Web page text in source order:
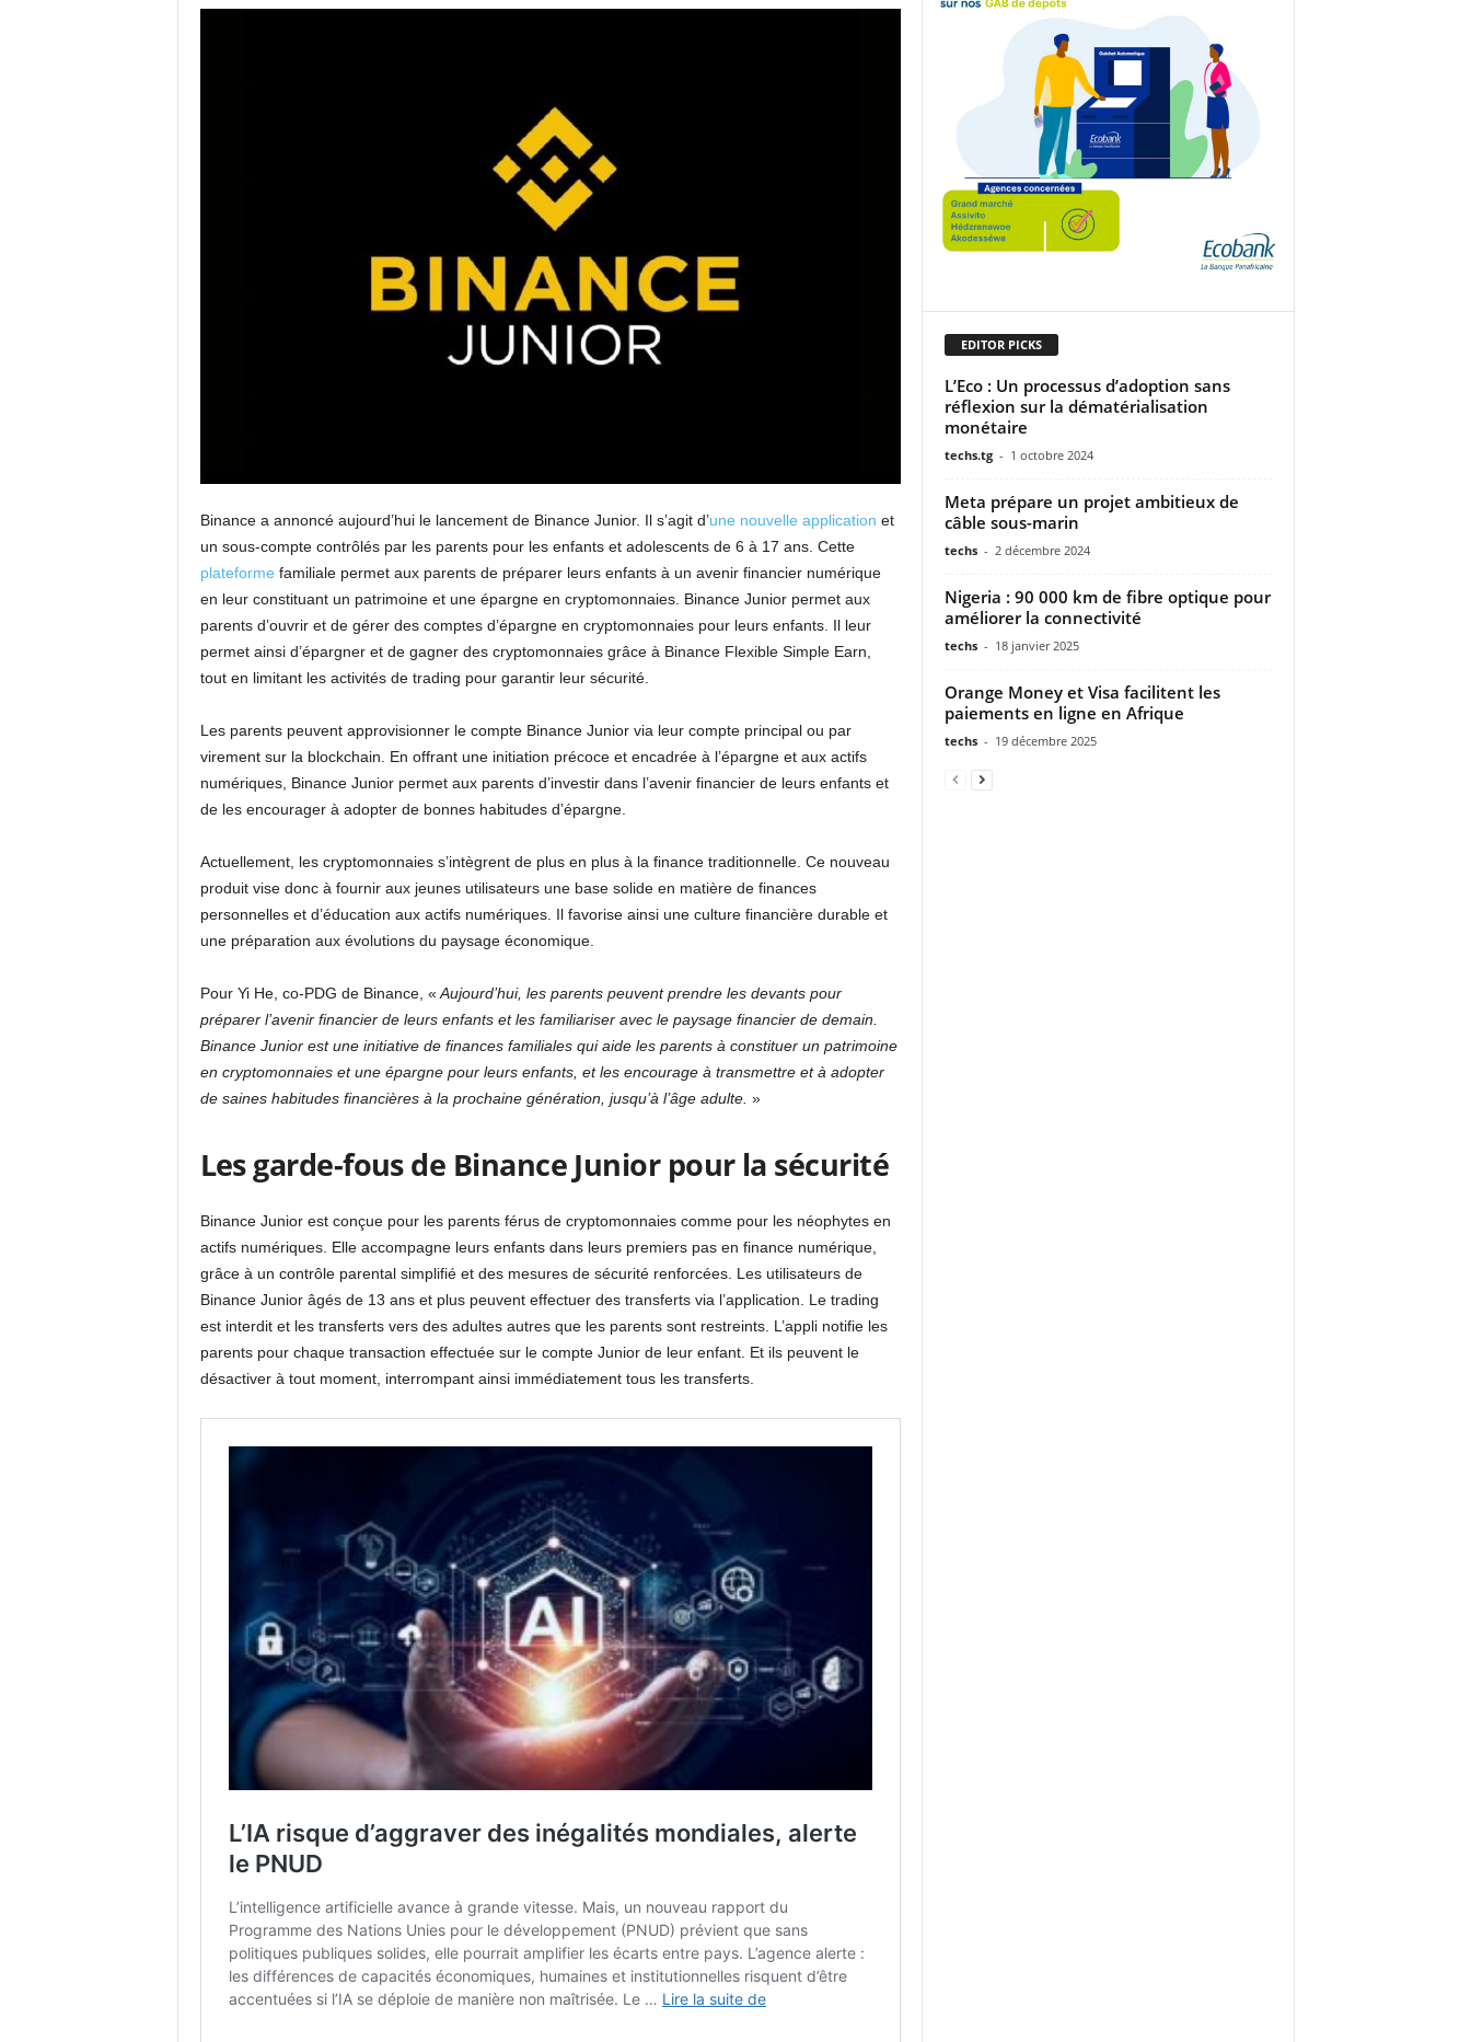
Binance a annoncé aujourd’hui le lancement de Binance Junior. Il s’agit d’une nouvelle application et
un sous-compte contrôlés par les parents pour les enfants et adolescents de 6 à 17 ans. Cette
plateforme familiale permet aux parents de préparer leurs enfants à un avenir financier numérique
en leur constituant un patrimoine et une épargne en cryptomonnaies. Binance Junior permet aux
parents d’ouvrir et de gérer des comptes d’épargne en cryptomonnaies pour leurs enfants. Il leur
permet ainsi d’épargner et de gagner des cryptomonnaies grâce à Binance Flexible Simple Earn,
tout en limitant les activités de trading pour garantir leur sécurité.
Les parents peuvent approvisionner le compte Binance Junior via leur compte principal ou par
virement sur la blockchain. En offrant une initiation précoce et encadrée à l’épargne et aux actifs
numériques, Binance Junior permet aux parents d’investir dans l’avenir financier de leurs enfants et
de les encourager à adopter de bonnes habitudes d’épargne.
Actuellement, les cryptomonnaies s’intègrent de plus en plus à la finance traditionnelle. Ce nouveau
produit vise donc à fournir aux jeunes utilisateurs une base solide en matière de finances
personnelles et d’éducation aux actifs numériques. Il favorise ainsi une culture financière durable et
une préparation aux évolutions du paysage économique.
Pour Yi He, co-PDG de Binance, « Aujourd’hui, les parents peuvent prendre les devants pour
préparer l’avenir financier de leurs enfants et les familiariser avec le paysage financier de demain.
Binance Junior est une initiative de finances familiales qui aide les parents à constituer un patrimoine
en cryptomonnaies et une épargne pour leurs enfants, et les encourage à transmettre et à adopter
de saines habitudes financières à la prochaine génération, jusqu’à l’âge adulte. »
Les garde-fous de Binance Junior pour la sécurité
Binance Junior est conçue pour les parents férus de cryptomonnaies comme pour les néophytes en
actifs numériques. Elle accompagne leurs enfants dans leurs premiers pas en finance numérique,
grâce à un contrôle parental simplifié et des mesures de sécurité renforcées. Les utilisateurs de
Binance Junior âgés de 13 ans et plus peuvent effectuer des transferts via l’application. Le trading
est interdit et les transferts vers des adultes autres que les parents sont restreints. L’appli notifie les
parents pour chaque transaction effectuée sur le compte Junior de leur enfant. Et ils peuvent le
désactiver à tout moment, interrompant ainsi immédiatement tous les transferts.
EDITOR PICKS
L’Eco : Un processus d’adoption sans
réflexion sur la dématérialisation
monétaire
techs.tg - 1 octobre 2024
Meta prépare un projet ambitieux de
câble sous-marin
techs - 2 décembre 2024
Nigeria : 90 000 km de fibre optique pour
améliorer la connectivité
techs - 18 janvier 2025
Orange Money et Visa facilitent les
paiements en ligne en Afrique
techs - 19 décembre 2025